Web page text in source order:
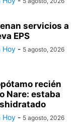
servicios a
EPS
Hoy - 5 agosto, 2026
recién
Nare: estaba
Hoy - 5 agosto, 2026